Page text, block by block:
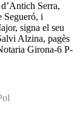
Serra,
Segueró, i
signa el seu
Alzina, pagès
Girona-6 P-